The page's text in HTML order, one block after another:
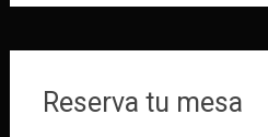
Reserva tu mesa